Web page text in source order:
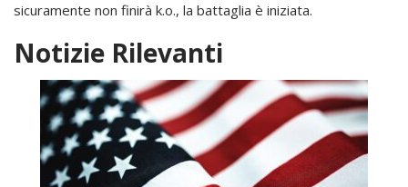
sicuramente non finirà k.o., la battaglia è iniziata.
Notizie Rilevanti